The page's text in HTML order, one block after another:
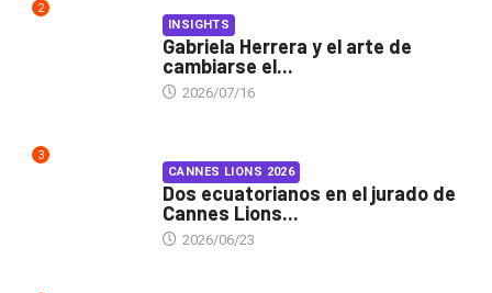
2
INSIGHTS
Gabriela Herrera y el arte de
cambiarse el...
2026/07/16
3
CANNES LIONS 2026
Dos ecuatorianos en el jurado de
Cannes Lions...
2026/06/23